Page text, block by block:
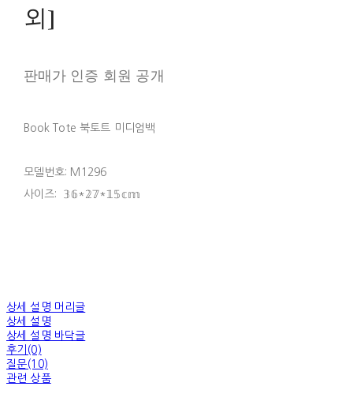
외]
판매가 인증 회원 공개
Book Tote 북토트 미디엄백
모델번호: M1296
사이즈: 𝟛𝟞*𝟚𝟟*𝟙𝟝𝕔𝕞
상세 설명 머리글
상세 설명
상세 설명 바닥글
후기(0)
질문(10)
관련 상품